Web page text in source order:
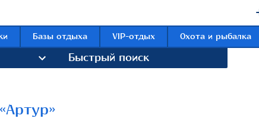
Базы отдыха VIP-отдых Охота и рыбалка
Быстрый поиск